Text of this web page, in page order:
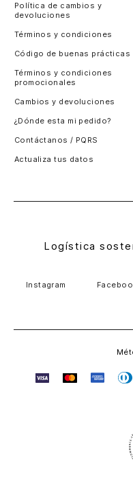
Política de cambios y
devoluciones
Términos y condiciones
Código de buenas prácticas
Términos y condiciones
promocionales
Cambios y devoluciones
¿Dónde esta mi pedido?
Contáctanos / PQRS
Actualiza tus datos
Logística
Instagram